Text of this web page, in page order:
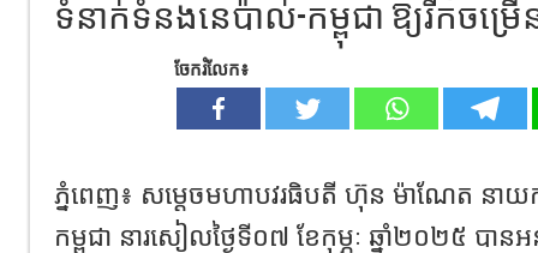
ទំនាក់ទំនងនេប៉ាល់-កម្ពុជា ឱ្យរីកចម្រ
ចែករំលែក៖
ភ្នំពេញ​៖​ សម្ដេចមហាបវរធិបតី ហ៊ុន ម៉ាណែត នាយករ
កម្ពុជា នារសៀលថ្ងៃទី០៧ ខែកុម្ភៈ ឆ្នាំ២០២៥ បាន